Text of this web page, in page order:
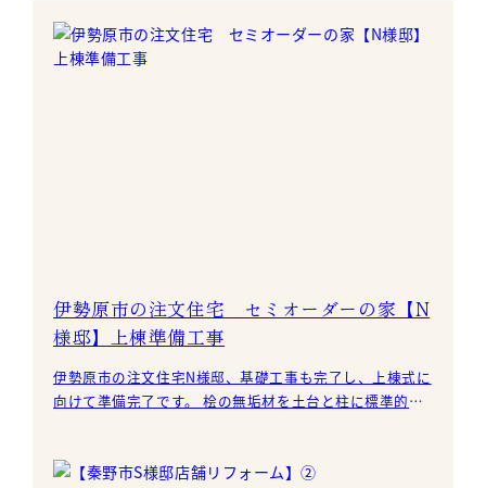
伊勢原市の注文住宅 セミオーダーの家【N
様邸】上棟準備工事
伊勢原市の注文住宅N様邸、基礎工事も完了し、上棟式に
向けて準備完了です。 桧の無垢材を土台と柱に標準的に